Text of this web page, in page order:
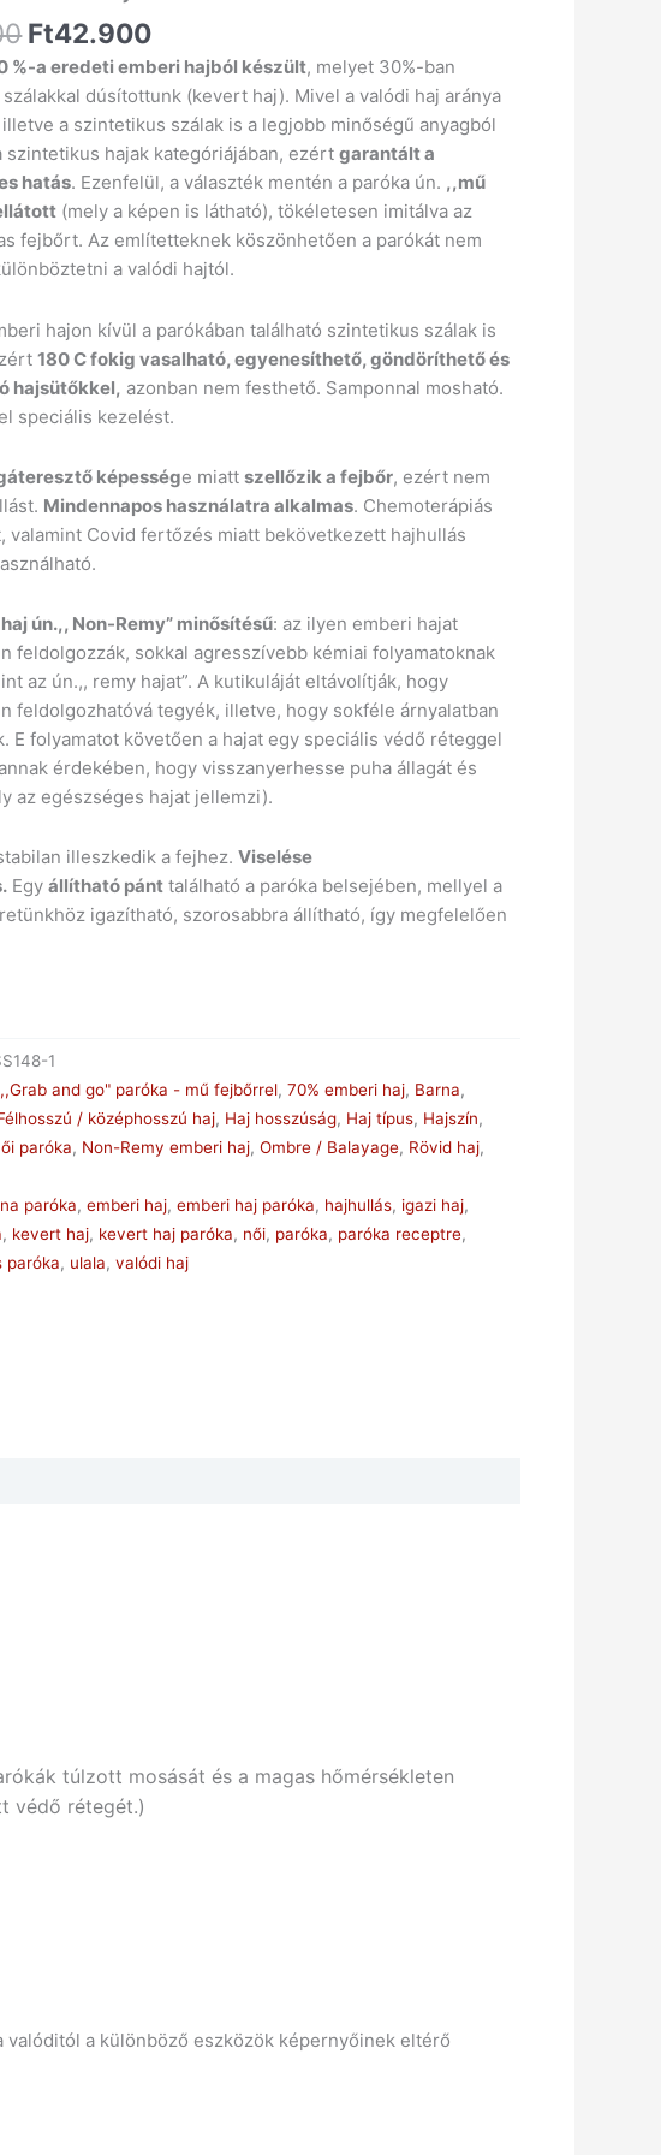
Ft42.900
%-a eredeti emberi hajból készült, melyet 30%-ban
dúsítottunk (kevert haj). Mivel a valódi haj aránya
illetve a szintetikus szálak is a legjobb minőségű anyagból
szintetikus hajak kategóriájában, ezértgarantált a
hatás. Ezenfelül, a választék mentén a paróka ún. ,,mű
(mely a képen is látható), tökéletesen imitálva az
fejbőrt. Az említetteknek köszönhetően a parókát nem
a valódi hajtól.
hajon kívül a parókában található szintetikus szálak is
180 C fokig vasalható, egyenesíthető, göndöríthető és
hajsütőkkel, azonban nem festhető. Samponnal mosható.
speciális kezelést.
képessége miattszellőzik a fejbőr, ezért nem
Mindennapos használatra alkalmas. Chemoterápiás
valamint Covid fertőzés miatt bekövetkezett hajhullás
ún.,, Non-Remy” minősítésű: az ilyen emberi hajat
feldolgozzák, sokkal agresszívebb kémiai folyamatoknak
az ún.,, remy hajat”. A kutikuláját eltávolítják, hogy
feldolgozhatóvá tegyék, illetve, hogy sokféle árnyalatban
E folyamatot követően a hajat egy speciális védő réteggel
érdekében, hogy visszanyerhesse puha állagát és
az egészséges hajat jellemzi).
illeszkedik a fejhez.Viselése
Egyállítható pánt található a paróka belsejében, mellyel a
igazítható, szorosabbra állítható, így megfelelően
1
,,Grab and go" paróka - mű fejbőrrel,70% emberi haj, Barna,
/ középhosszú haj, Haj hosszúság, Haj típus, Hajszín,
paróka, Non-Remy emberi haj,Ombre / Balayage, Rövid haj,
paróka,emberi haj,emberi haj paróka, hajhullás, igazi haj,
, kevert haj, kevert haj paróka, női, paróka, paróka receptre,
paróka, ulala,valódi haj
túlzott mosását és a magas hőmérsékleten
védő rétegét.)
a különböző eszközök képernyőinek eltérő